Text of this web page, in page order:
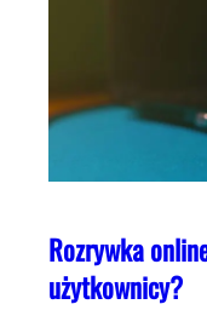
Rozrywka
użytkownicy?